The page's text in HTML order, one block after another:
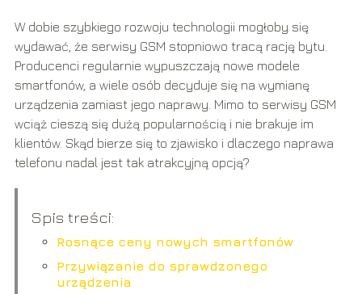
W dobie szybkiego rozwoju technologii mogłoby się
wydawać, że serwisy GSM stopniowo tracą rację bytu.
Producenci regularnie wypuszczają nowe modele
smartfonów, a wiele osób decyduje się na wymianę
urządzenia zamiast jego naprawy. Mimo to serwisy GSM
wciąż cieszą się dużą popularnością i nie brakuje im
klientów. Skąd bierze się to zjawisko i dlaczego naprawa
telefonu nadal jest tak atrakcyjną opcją?
Spis treści:
Rosnące ceny nowych smartfonów
Przywiązanie do sprawdzonego
urządzenia